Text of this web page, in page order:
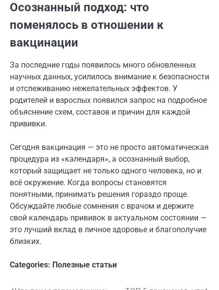
Осознанный подход: что
поменялось в отношении к
вакцинации
За последние годы появилось много обновленных
научных данных, усилилось внимание к безопасности
и отслеживанию нежелательных эффектов. У
родителей и взрослых появился запрос на подробное
объяснение схем, составов и причин для каждой
прививки.
Сегодня вакцинация — это не просто автоматическая
процедура из «календаря», а осознанный выбор,
который защищает не только одного человека, но и
всё окружение. Когда вопросы становятся
понятными, принимать решения гораздо проще.
Обсуждайте любые сомнения с врачом и держите
свой календарь прививок в актуальном состоянии —
это лучший вклад в личное здоровье и благополучие
близких.
Categories: Полезные статьи